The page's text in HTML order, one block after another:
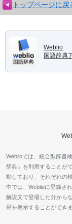
トップページに戻
Weblio
国語辞典
Weblioでは、統合型辞書
辞典」を利用することが
動しており、それぞれの
中では、Weblioに登録さ
解説文で登場した分から
果を表示することができま